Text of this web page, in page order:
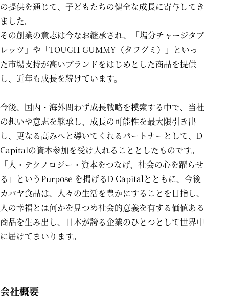
の提供を通じて、子どもたちの健全な成長に寄与してき
ました。
その創業の意志は今なお継承され、「塩分チャージタブ
レッツ」や「TOUGH GUMMY（タフグミ）」といっ
た市場支持が高いブランドをはじめとした商品を提供
し、近年も成長を続けています。
今後、国内・海外問わず成長戦略を模索する中で、当社
の想いや意志を継承し、成長の可能性を最大限引き出
し、更なる高みへと導いてくれるパートナーとして、 D
Capitalの資本参加を受け入れることとしたものです。
「人・テクノロジー・資本をつなげ、社会の心を躍らせ
る」というPurpose を掲げるD Capitalとともに、今後
カバヤ食品は、人々の生活を豊かにすることを目指し、
人の幸福とは何かを見つめ社会的意義を有する価値ある
商品を生み出し、日本が誇る企業のひとつとして世界中
に届けてまいります。
会社概要